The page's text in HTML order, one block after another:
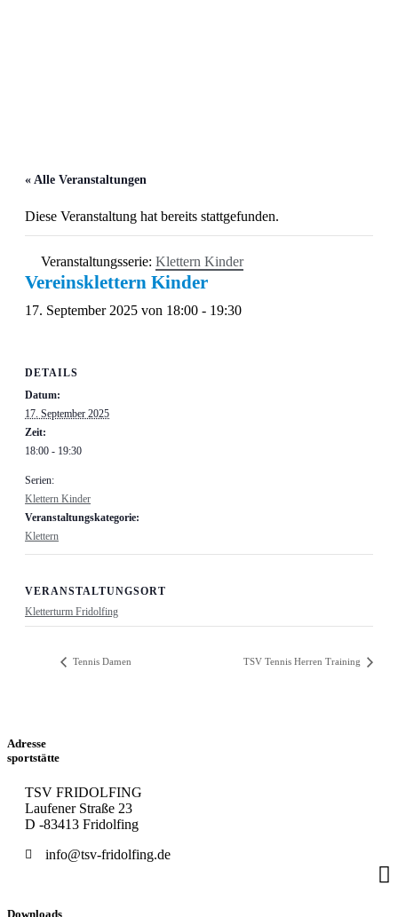
« Alle Veranstaltungen
Diese Veranstaltung hat bereits stattgefunden.
Veranstaltungsserie: Klettern Kinder
Vereinsklettern Kinder
17. September 2025 von 18:00 - 19:30
DETAILS
Datum:
17. September 2025
Zeit:
18:00 - 19:30
Serien:
Klettern Kinder
Veranstaltungskategorie:
Klettern
VERANSTALTUNGSORT
Kletterturm Fridolfing
Tennis Damen TSV Tennis Herren Training
Adresse
sportstätte
TSV FRIDOLFING
Laufener Straße 23
D -83413 Fridolfing
info@tsv-fridolfing.de
Downloads